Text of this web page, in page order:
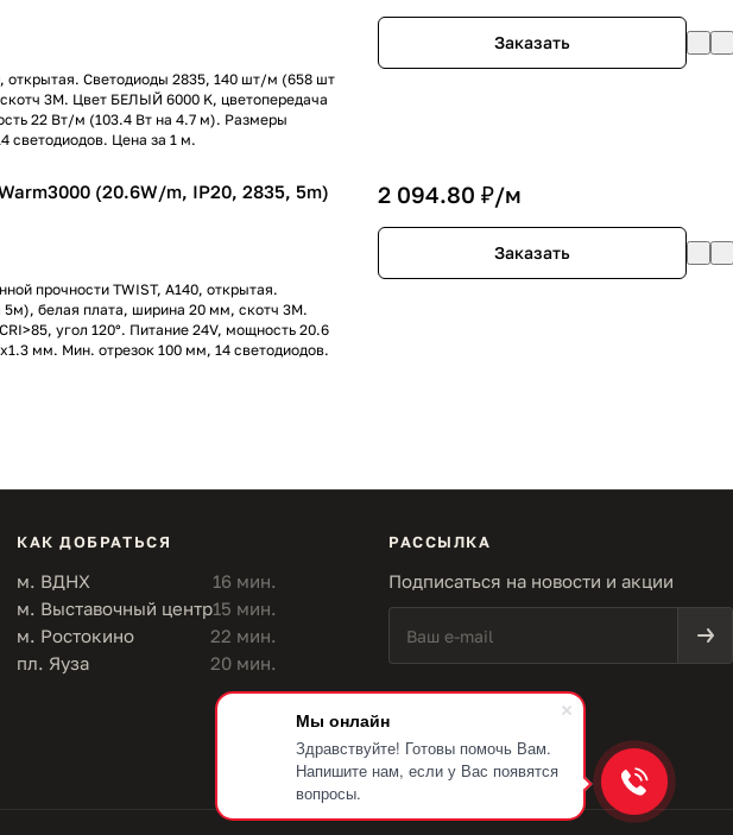
Мы онлайн
Здравствуйте! Готовы помочь Вам.
Напишите нам, если у Вас появятся
вопросы.
открытая. Светодиоды 2835, 140 шт/м (658 шт
3M. Цвет БЕЛЫЙ 6000 K, цветопередача
22 Вт/м (103.4 Вт на 4.7 м). Размеры
светодиодов. Цена за 1 м.
Заказать
(20.6W/m, IP20, 2835, 5m)
прочности TWIST, A140, открытая.
белая плата, ширина 20 мм, скотч 3M.
угол 120°. Питание 24V, мощность 20.6
мм. Мин. отрезок 100 мм, 14 светодиодов.
2 094.80 ₽/м
Заказать
КАК ДОБРАТЬСЯ
м. ВДНХ
16 мин.
м. Выставочный центр15 мин.
м. Ростокино
22 мин.
пл. Яуза
20 мин.
РАССЫЛКА
Подписаться на новости и акции